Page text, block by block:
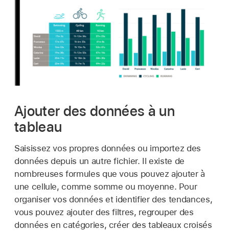
Ajouter des données à un
tableau
Saisissez vos propres données ou importez des
données depuis un autre fichier. Il existe de
nombreuses formules que vous pouvez ajouter à
une cellule, comme somme ou moyenne. Pour
organiser vos données et identifier des tendances,
vous pouvez ajouter des filtres, regrouper des
données en catégories, créer des tableaux croisés